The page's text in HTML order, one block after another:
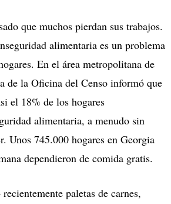
que muchos pierdan sus trabajos.
alimentaria es un problema
En el área metropolitana de
de la Oficina del Censo informó que
el 18% de los hogares
alimentaria, a menudo sin
Unos 745.000 hogares en Georgia
dependieron de comida gratis.
paletas de carnes,